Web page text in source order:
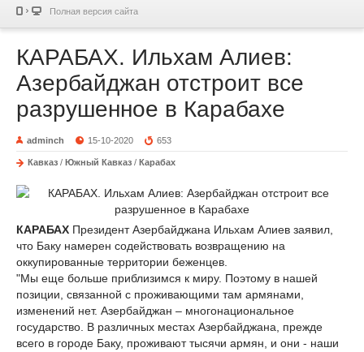
Полная версия сайта
КАРАБАХ. Ильхам Алиев:
Азербайджан отстроит все
разрушенное в Карабахе
adminch 15-10-2020 653
Кавказ / Южный Кавказ / Карабах
КАРАБАХ Президент Азербайджана Ильхам Алиев заявил,
что Баку намерен содействовать возвращению на
оккупированные территории беженцев.
"Мы еще больше приблизимся к миру. Поэтому в нашей
позиции, связанной с проживающими там армянами,
изменений нет. Азербайджан – многонациональное
государство. В различных местах Азербайджана, прежде
всего в городе Баку, проживают тысячи армян, и они - наши